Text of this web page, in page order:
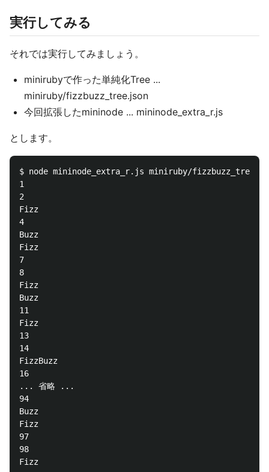
実行してみる
それでは実行してみましょう。
minirubyで作った単純化Tree ...
miniruby/fizzbuzz_tree.json
今回拡張したmininode ... mininode_extra_r.js
とします。
$ node mininode_extra_r.js miniruby/
1
2
Fizz
4
Buzz
Fizz
7
8
Fizz
Buzz
11
Fizz
13
14
FizzBuzz
16
... 省略 ...
94
Buzz
Fizz
97
98